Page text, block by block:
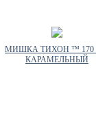
МИШКА ТИХОН ™
КАРАМЕЛЬНЫЙ